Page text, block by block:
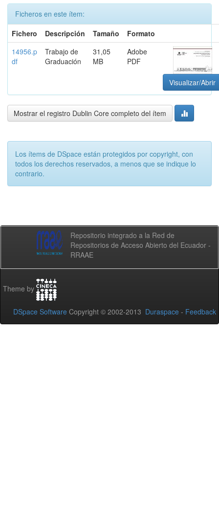
Ficheros en este ítem:
Fichero
Descripción Tamaño
Formato
14956.p
df
Trabajo de
Graduación
31,05
MB
Adobe
PDF
Visualizar/Abrir
Mostrar el registro Dublin Core completo del ítem
Los ítems de DSpace están protegidos por copyright, con
todos los derechos reservados, a menos que se indique lo
contrario.
Repositorio integrado a la Red de
Repositorios de Acceso Abierto del Ecuador -
RRAAE
Theme by
DSpace Software Copyright © 2002-2013 Duraspace - Feedback